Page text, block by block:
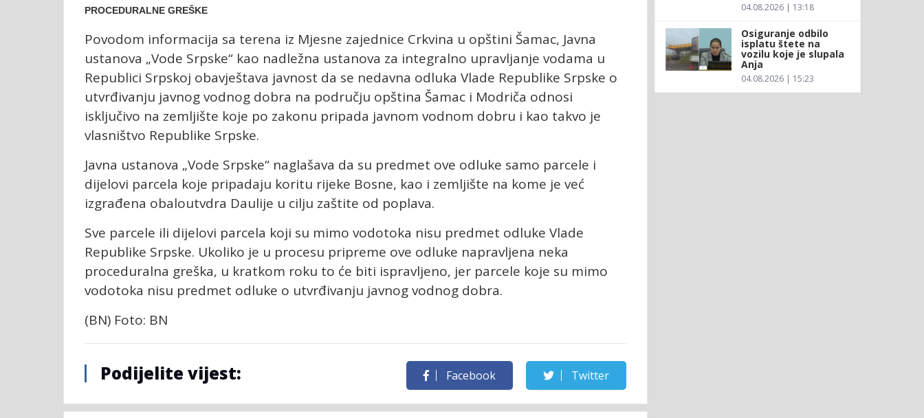
PROCEDURALNE GREŠKE
Povodom informacija sa terena iz Mjesne zajednice Crkvina u opštini Šamac, Javna
ustanova „Vode Srpske“ kao nadležna ustanova za integralno upravljanje vodama u
Republici Srpskoj obavještava javnost da se nedavna odluka Vlade Republike Srpske o
utvrđivanju javnog vodnog dobra na području opština Šamac i Modriča odnosi
isključivo na zemljište koje po zakonu pripada javnom vodnom dobru i kao takvo je
vlasništvo Republike Srpske.
Javna ustanova „Vode Srpske“ naglašava da su predmet ove odluke samo parcele i
dijelovi parcela koje pripadaju koritu rijeke Bosne, kao i zemljište na kome je već
izgrađena obaloutvdra Daulije u cilju zaštite od poplava.
Sve parcele ili dijelovi parcela koji su mimo vodotoka nisu predmet odluke Vlade
Republike Srpske. Ukoliko je u procesu pripreme ove odluke napravljena neka
proceduralna greška, u kratkom roku to će biti ispravljeno, jer parcele koje su mimo
vodotoka nisu predmet odluke o utvrđivanju javnog vodnog dobra.
(BN) Foto: BN
Podijelite vijest: Facebook Twitter
04.08.2026 | 13:18
Osiguranje odbilo
isplatu štete na
vozilu koje je slupala
Anja
04.08.2026 | 15:23